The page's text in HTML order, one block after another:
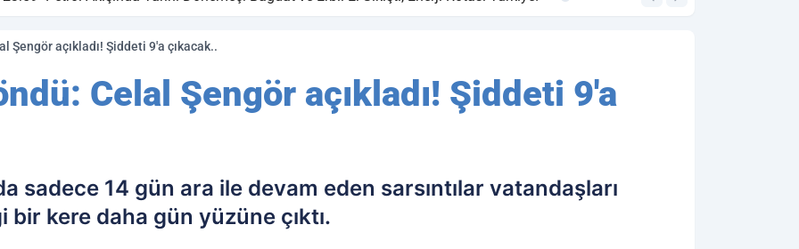
Şengör açıkladı! Şiddeti 9'a çıkacak..
Celal Şengör açıkladı! Şiddeti 9'a
sadece 14 gün ara ile devam eden sarsıntılar vatandaşları
kere daha gün yüzüne çıktı.